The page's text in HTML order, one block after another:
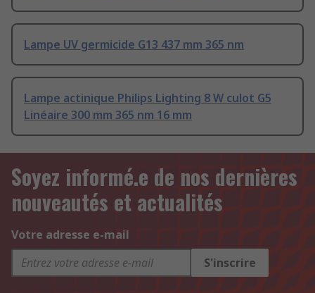
Lampe UV germicide G13 437 mm 365 nm
Lampe actinique Philips Lighting 8 W culot G5
Linéaire 300 mm 365 nm 16 mm
Soyez informé.e de nos dernières
nouveautés et actualités
Votre adresse e-mail
S'inscrire